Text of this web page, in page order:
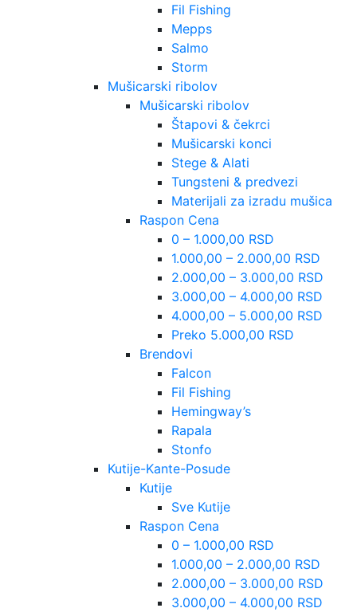
Fil Fishing
Mepps
Salmo
Storm
Mušicarski ribolov
Mušicarski ribolov
Štapovi & čekrci
Mušicarski konci
Stege & Alati
Tungsteni & predvezi
Materijali za izradu mušica
Raspon Cena
0 – 1.000,00 RSD
1.000,00 – 2.000,00 RSD
2.000,00 – 3.000,00 RSD
3.000,00 – 4.000,00 RSD
4.000,00 – 5.000,00 RSD
Preko 5.000,00 RSD
Brendovi
Falcon
Fil Fishing
Hemingway’s
Rapala
Stonfo
Kutije-Kante-Posude
Kutije
Sve Kutije
Raspon Cena
0 – 1.000,00 RSD
1.000,00 – 2.000,00 RSD
2.000,00 – 3.000,00 RSD
3.000,00 – 4.000,00 RSD